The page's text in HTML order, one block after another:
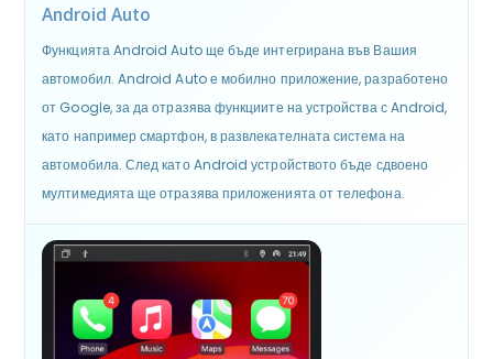
Android Auto
Функцията Android Auto ще бъде интегрирана във Вашия
автомобил. Android Auto е мобилно приложение, разработено
от Google, за да отразява функциите на устройства с Android,
като например смартфон, в развлекателната система на
автомобила. След като Android устройството бъде сдвоено
мултимедията ще отразява приложенията от телефона.